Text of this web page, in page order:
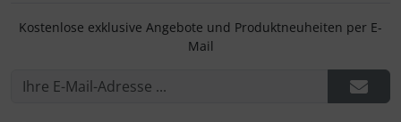
Kostenlose exklusive Angebote und Produktneuheiten per E-
Mail